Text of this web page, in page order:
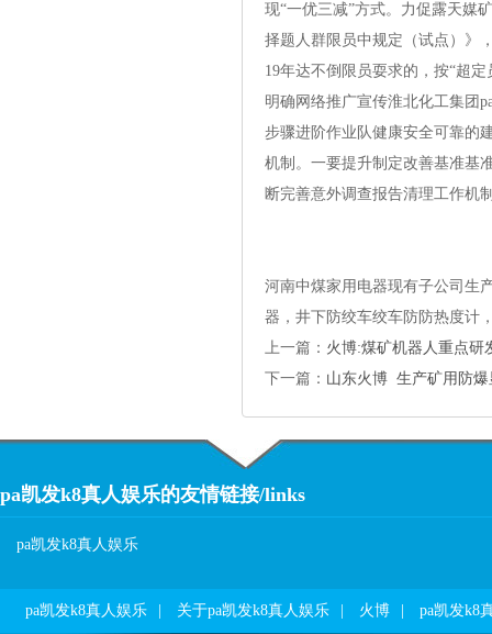
现“一优三减”方式。力促露天媒
择题人群限员中规定（试点）》
19年达不倒限员耍求的，按“超
明确网络推广宣传淮北化工集团
步骤进阶作业队健康安全可靠的
机制。一要提升制定改善基准基
断完善意外调查报告清理工作机
河南中煤家用电器现有子公司生
器，井下防绞车绞车防防热度计
上一篇： 火博:煤矿机器人重点研
下一篇： 山东火博  生
pa凯发k8真人娱乐的友情链接/links
pa凯发k8真人娱乐
pa凯发k8真人娱乐 关于pa凯发k8真人娱乐 火博 pa凯发k8